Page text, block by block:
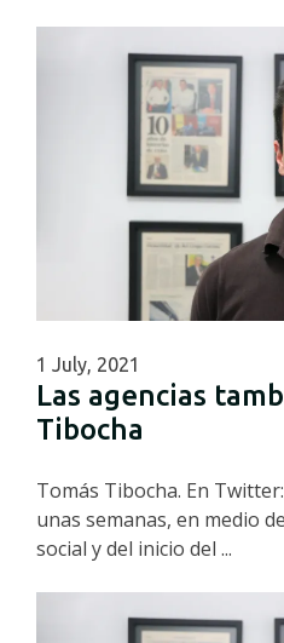
1 July, 2021
Las agencias
Tibocha
Tomás Tibocha. En
unas semanas, en medio
social y del inicio del ...